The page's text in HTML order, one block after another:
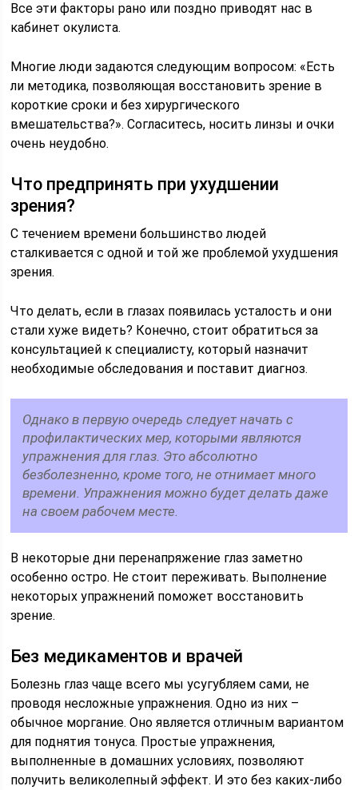
Все эти факторы рано или поздно приводят нас в
кабинет окулиста.
Многие люди задаются следующим вопросом: «Есть
ли методика, позволяющая восстановить зрение в
короткие сроки и без хирургического
вмешательства?». Согласитесь, носить линзы и очки
очень неудобно.
Что предпринять при ухудшении
зрения?
С течением времени большинство людей
сталкивается с одной и той же проблемой ухудшения
зрения.
Что делать, если в глазах появилась усталость и они
стали хуже видеть? Конечно, стоит обратиться за
консультацией к специалисту, который назначит
необходимые обследования и поставит диагноз.
Однако в первую очередь следует начать с
профилактических мер, которыми являются
упражнения для глаз. Это абсолютно
безболезненно, кроме того, не отнимает много
времени. Упражнения можно будет делать даже
на своем рабочем месте.
В некоторые дни перенапряжение глаз заметно
особенно остро. Не стоит переживать. Выполнение
некоторых упражнений поможет восстановить
зрение.
Без медикаментов и врачей
Болезнь глаз чаще всего мы усугубляем сами, не
проводя несложные упражнения. Одно из них –
обычное моргание. Оно является отличным вариантом
для поднятия тонуса. Простые упражнения,
выполненные в домашних условиях, позволяют
получить великолепный эффект. И это без каких-либо